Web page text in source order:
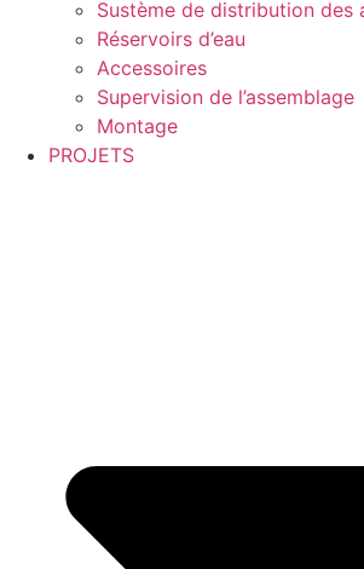
Sustème de distribution des
Réservoirs d’eau
Accessoires
Supervision de l’assemblage
Montage
PROJETS